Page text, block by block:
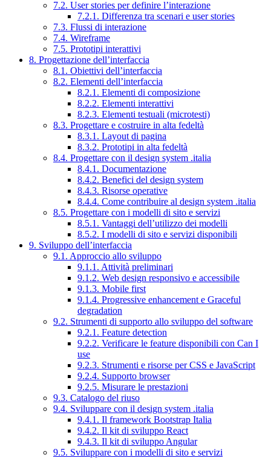
7.2. User stories per definire l’interazione
7.2.1. Differenza tra scenari e user stories
7.3. Flussi di interazione
7.4. Wireframe
7.5. Prototipi interattivi
8. Progettazione dell’interfaccia
8.1. Obiettivi dell’interfaccia
8.2. Elementi dell’interfaccia
8.2.1. Elementi di composizione
8.2.2. Elementi interattivi
8.2.3. Elementi testuali (microtesti)
8.3. Progettare e costruire in alta fedeltà
8.3.1. Layout di pagina
8.3.2. Prototipi in alta fedeltà
8.4. Progettare con il design system .italia
8.4.1. Documentazione
8.4.2. Benefici del design system
8.4.3. Risorse operative
8.4.4. Come contribuire al design system .italia
8.5. Progettare con i modelli di sito e servizi
8.5.1. Vantaggi dell’utilizzo dei modelli
8.5.2. I modelli di sito e servizi disponibili
9. Sviluppo dell’interfaccia
9.1. Approccio allo sviluppo
9.1.1. Attività preliminari
9.1.2. Web design responsivo e accessibile
9.1.3. Mobile first
9.1.4. Progressive enhancement e Graceful
degradation
9.2. Strumenti di supporto allo sviluppo del software
9.2.1. Feature detection
9.2.2. Verificare le feature disponibili con Can I
use
9.2.3. Strumenti e risorse per CSS e JavaScript
9.2.4. Supporto browser
9.2.5. Misurare le prestazioni
9.3. Catalogo del riuso
9.4. Sviluppare con il design system .italia
9.4.1. Il framework Bootstrap Italia
9.4.2. Il kit di sviluppo React
9.4.3. Il kit di sviluppo Angular
9.5. Sviluppare con i modelli di sito e servizi